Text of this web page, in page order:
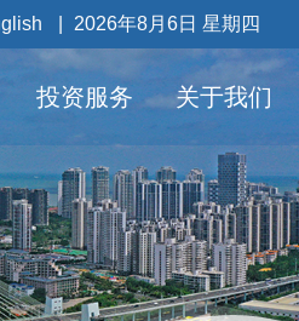
2026年8月6日 星期四
投资服务 关于我们